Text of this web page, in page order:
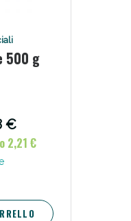
500 g
€
2,21 €